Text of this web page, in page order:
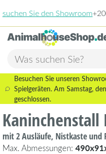
Besuchen Sie unseren
Spielgeräten. Am Samstag,
geschlossen.
mit 2 Ausläufe, Nistkaste und
Max. Abmessungen: